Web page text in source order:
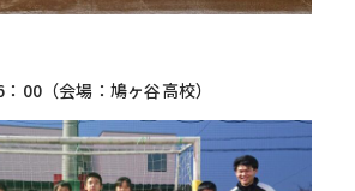
00（会場：鳩ヶ谷高校）